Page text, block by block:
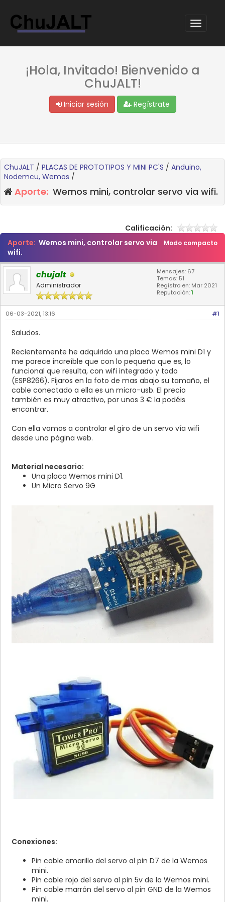
¡Hola, Invitado! Bienvenido a
ChuJALT!
Iniciar sesión Regístrate
ChuJALT / PLACAS DE PROTOTIPOS Y MINI PC'S / Anduino,
Nodemcu, Wemos /
Aporte: Wemos mini, controlar servo via wifi.
Calificación:
Modo compacto
Aporte: Wemos mini, controlar servo via
wifi.
chujalt
Administrador
Mensajes: 67
Temas: 51
Registro en: Mar 2021
Reputación:1
#1
06-03-2021, 13:16
Saludos.
Recientemente he adquirido una placa Wemos mini D1 y
me parece increíble que con lo pequeña que es, lo
funcional que resulta, con wifi integrado y todo
(ESP8266). Fijaros en la foto de mas abajo su tamaño, el
cable conectado a ella es un micro-usb. El precio
también es muy atractivo, por unos 3 € la podéis
encontrar.
Con ella vamos a controlar el giro de un servo vía wifi
desde una página web.
Material necesario:
Una placa Wemos mini D1.
Un Micro Servo 9G
Conexiones:
Pin cable amarillo del servo al pin D7 de la Wemos
mini.
Pin cable rojo del servo al pin 5v de la Wemos mini.
Pin cable marrón del servo al pin GND de la Wemos
mini.